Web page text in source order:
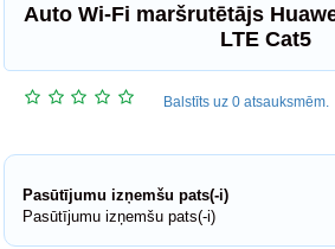
Auto Wi-Fi maršrutētājs
LTE Cat5
Balstīts uz 0 atsauksmēm.
Pasūtījumu izņemšu pats(-i)
Pasūtījumu izņemšu pats(-i)